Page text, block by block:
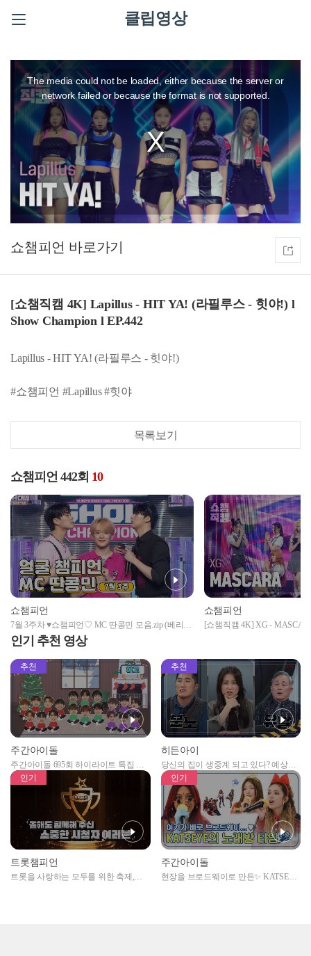
클립영상
This
modal
window.
The media could not be loaded, either because the server or
network failed or because the format is not supported.
쇼챔피언
[쇼챔직캠 4K] Lapillus - HIT YA! (라필루스 - 힛야!) l
Show Champion l EP.442
Lapillus - HIT YA! (라필루스 - 힛야!)
#쇼챔피언 #Lapillus #힛야
목록보기
쇼챔피언 442회 10
쇼챔피언
7월 3주차 ♥쇼챔피언♡ MC 딴콩민 모음.zip (베리베
리 강민, 아스트로 문빈&산하) | Show Champion |
EP.442
쇼챔피언
[쇼챔직캠 4K] XG -
인기 추천 영상
추천
주간아이돌
주간아이돌 695회 하이라이트 특집 남
자아이돌편 예고
추천
히든아이
당신의 집이 생중계 되고 있다? 예상치
못한 곳에서 일어나는 불법촬영 범죄!
인기
트롯챔피언
트롯을 사랑하는 모두를 위한 축제,
인기
주간아이돌
현장을 브로드웨이로 만든✨ KATSEYE